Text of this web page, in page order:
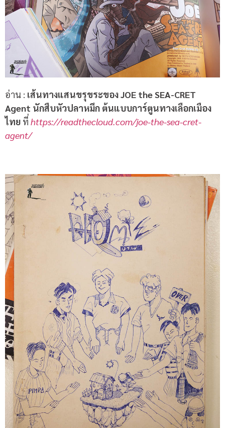
อ่าน : เส้นทางแสนขรุขระของJOE the SEA-CRET
Agent นักสืบหัวปลาหมึก ต้นแบบการ์ตูนทางเลือกเมือง
ไทย ที่ https://readthecloud.com/joe-the-sea-cret-
agent/